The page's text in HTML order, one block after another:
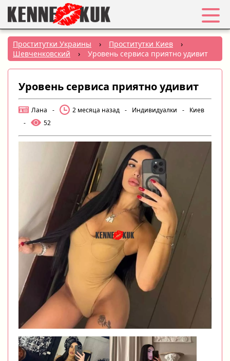
Избранное
Вход
Регистрация
Города:
РУС|
УКР
Создать объявление
Проститутки Украины › Проститутки Киев
›
Шевченковский
› Уровень сервиса приятно удивит
Уровень сервиса приятно удивит
Лана - 2 месяца назад - Индивидуалки -
Киев
-
52